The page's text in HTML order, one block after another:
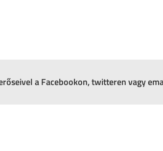
a Facebookon, twitteren vagy